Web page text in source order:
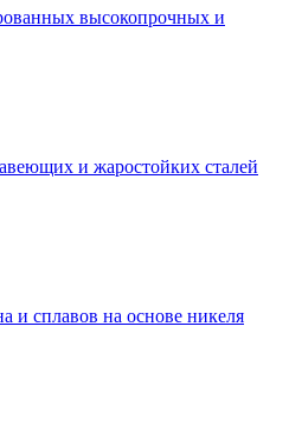
высокопрочных и
и жаростойких сталей
и сплавов на основе никеля